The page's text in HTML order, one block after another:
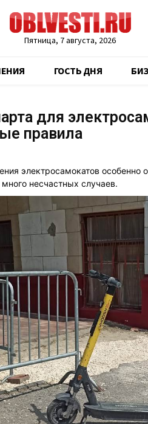
Пятница, 7 августа, 2026
ГОСТЬ ДНЯ
для
правила
электросамокатов особенно
несчастных случаев.